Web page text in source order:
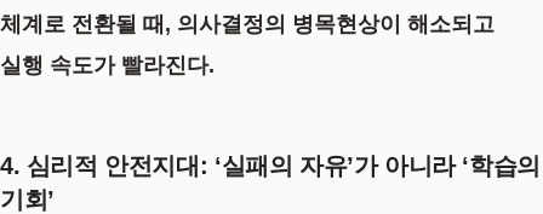
체계로 전환될 때, 의사결정의 병목현상이 해소되고
실행 속도가 빨라진다.
4. 심리적 안전지대: ‘실패의 자유’가 아니라 ‘학습의
기회’